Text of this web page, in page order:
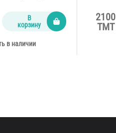
В
корзину
в наличии
2100
TMT